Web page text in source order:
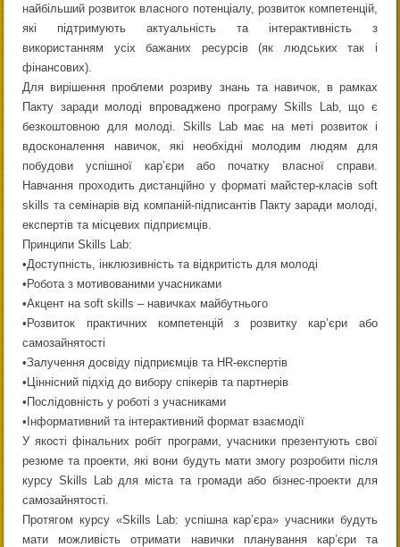
найбільший розвиток власного потенціалу, розвиток компетенцій,
які підтримують актуальність та інтерактивність з
використанням усіх бажаних ресурсів (як людських так і
фінансових).
Для вирішення проблеми розриву знань та навичок, в рамках
Пакту заради молоді впроваджено програму Skills Lab, що є
безкоштовною для молоді. Skills Lab має на меті розвиток і
вдосконалення навичок, які необхідні молодим людям для
побудови успішної кар’єри або початку власної справи.
Навчання проходить дистанційно у форматі майстер-класів soft
skills та семінарів від компаній-підписантів Пакту заради молоді,
експертів та місцевих підприємців.
Принципи Skills Lab:
•Доступність, інклюзивність та відкритість для молоді
•Робота з мотивованими учасниками
•Акцент на soft skills – навичках майбутнього
•Розвиток практичних компетенцій з розвитку кар’єри або
самозайнятості
•Залучення досвіду підприємців та HR-експертів
•Ціннісний підхід до вибору спікерів та партнерів
•Послідовність у роботі з учасниками
•Інформативний та інтерактивний формат взаємодії
У якості фінальних робіт програми, учасники презентують свої
резюме та проекти, які вони будуть мати змогу розробити після
курсу Skills Lab для міста та громади або бізнес-проекти для
самозайнятості.
Протягом курсу «Skills Lab: успішна кар’єра» учасники будуть
мати можливість отримати навички планування кар’єри та